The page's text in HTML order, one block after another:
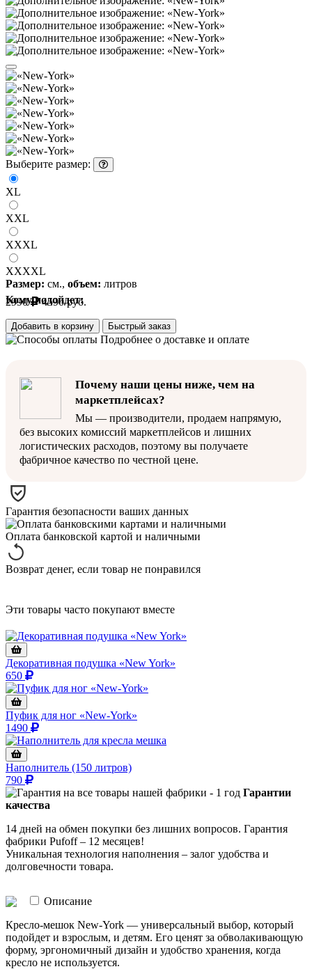
Выберите размер:
XL
XXL
XXXL
XXXXL
Размер: см., объем: литров
Кому подойдет:
2990 4590руб.
Добавить в корзину Быстрый заказ
Подробнее о доставке и оплате
Почему наши цены ниже, чем на
маркетплейсах?
Мы — производители, продаем напрямую,
без высоких комиссий маркетплейсов и лишних
логистических расходов, поэтому вы получаете
фабричное качество по честной цене.
Гарантия безопасности ваших данных
Оплата банковской картой и наличными
Возврат денег, если товар не понравился
Эти товары часто покупают вместе
Декоративная подушка «New York»
650
Пуфик для ног «New-York»
1490
Наполнитель (150 литров)
790
Гарантии
качества
14 дней на обмен покупки без лишних вопросов. Гарантия
фабрики Pufoff – 12 месяцев!
Уникальная технология наполнения – залог удобства и
долговечности товара.
Описание
Кресло-мешок New-York — универсальный выбор, который
подойдет и взрослым, и детям. Его ценят за обволакивающую
форму, эргономичный дизайн и удобство хранения, когда
кресло не используется.